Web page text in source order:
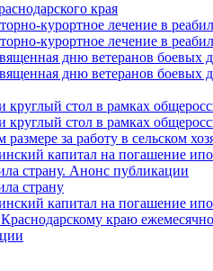
края
курортное лечение в
курортное лечение в
дню ветеранов боевых
дню ветеранов боевых
стол в рамках
стол в рамках
за работу в сельском
капитал на погашение
страну. Анонс публикации
страну
капитал на погашение
краю